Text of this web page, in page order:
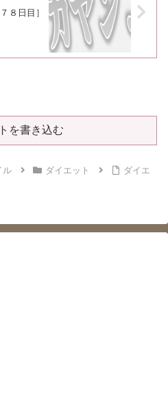
８日目］
を書き込む
ル ダイエット
ダイエ